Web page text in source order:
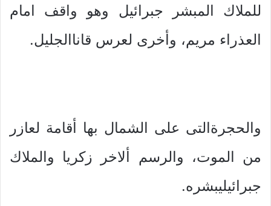
للملاك المبشر جبرائيل وهو واقف امام
العذراء مريم، وأخرى لعرس قاناالجليل.
والحجرةالتى على الشمال بها أقامة لعازر
من الموت، والرسم ألاخر زكريا والملاك
جبرائيليبشره.